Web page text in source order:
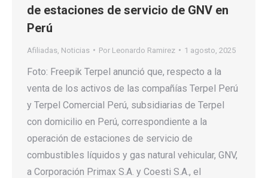
de estaciones de servicio de GNV en
Perú
Afiliadas Noticias Por Leonardo Ramirez 1 agosto, 2025
Foto: Freepik Terpel anunció que, respecto a la
venta de los activos de las compañías Terpel Perú
y Terpel Comercial Perú, subsidiarias de Terpel
con domicilio en Perú, correspondiente a la
operación de estaciones de servicio de
combustibles líquidos y gas natural vehicular, GNV,
a Corporación Primax S.A. y Coesti S.A., el